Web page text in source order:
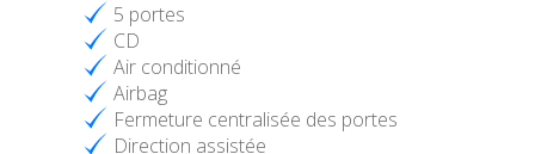
5 portes
CD
Air conditionné
Airbag
Fermeture centralisée des portes
Direction assistée